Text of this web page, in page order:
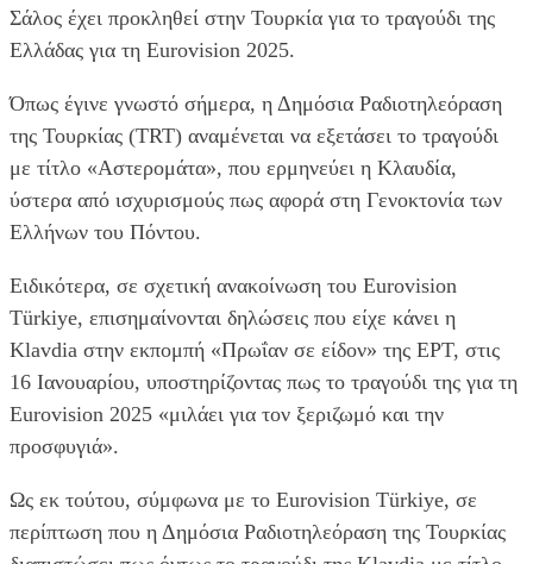
Σάλος έχει προκληθεί στην Τουρκία για το τραγούδι της
Ελλάδας για τη Eurovision 2025.
Όπως έγινε γνωστό σήμερα, η Δημόσια Ραδιοτηλεόραση
της Τουρκίας (TRT) αναμένεται να εξετάσει το τραγούδι
με τίτλο «Αστερομάτα», που ερμηνεύει η Κλαυδία,
ύστερα από ισχυρισμούς πως αφορά στη Γενοκτονία των
Ελλήνων του Πόντου.
Ειδικότερα, σε σχετική ανακοίνωση του Eurovision
Türkiye, επισημαίνονται δηλώσεις που είχε κάνει η
Klavdia στην εκπομπή «Πρωΐαν σε είδον» της ΕΡΤ, στις
16 Ιανουαρίου, υποστηρίζοντας πως το τραγούδι της για τη
Eurovision 2025 «μιλάει για τον ξεριζωμό και την
προσφυγιά».
Ως εκ τούτου, σύμφωνα με το Eurovision Türkiye, σε
περίπτωση που η Δημόσια Ραδιοτηλεόραση της Τουρκίας